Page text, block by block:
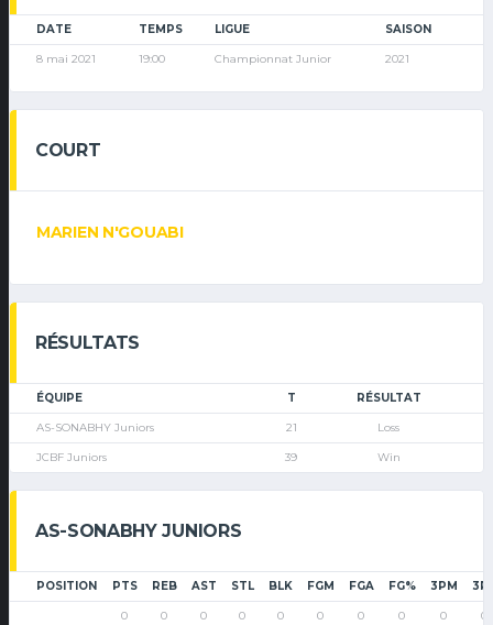
DATE TEMPS LIGUE SAISON
8 mai 2021 19:00 Championnat Junior 2021
COURT
MARIEN N'GOUABI
RÉSULTATS
ÉQUIPE T RÉSULTAT
AS-SONABHY Juniors 21 Loss
JCBF Juniors 39 Win
AS-SONABHY JUNIORS
POSITION PTS REB AST STL BLK FGM FGA FG% 3PM
0 0 0 0 0 0 0 0 0 0